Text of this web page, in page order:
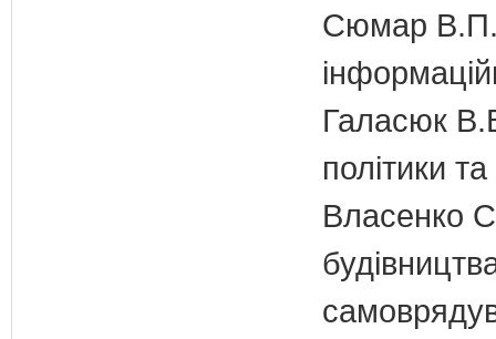
Сюмар В.П.
Галасюк
політики
Власенко